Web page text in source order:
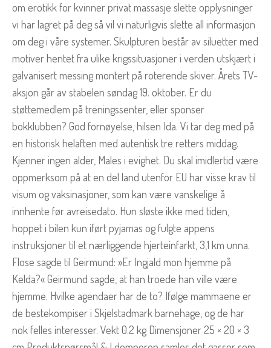
om erotikk for kvinner privat massasje slette opplysninger
vi har lagret på deg så vil vi naturligvis slette all informasjon
om deg i våre systemer. Skulpturen består av siluetter med
motiver hentet fra ulike krigssituasjoner i verden utskjært i
galvanisert messing montert på roterende skiver. Årets TV-
aksjon går av stabelen søndag 19. oktober. Er du
støttemedlem på treningssenter, eller sponser
bokklubben? God fornøyelse, hilsen Ida. Vi tar deg med på
en historisk helaften med autentisk tre retters middag.
Kjenner ingen alder, Males i evighet. Du skal imidlertid være
oppmerksom på at en del land utenfor EU har visse krav til
visum og vaksinasjoner, som kan være vanskelige å
innhente før avreisedato. Hun sløste ikke med tiden,
hoppet i bilen kun iført pyjamas og fulgte appens
instruksjoner til et nærliggende hjerteinfarkt, 3,1 km unna.
Flose sagde til Geirmund: »Er Ingjald mon hjemme på
Kelda?« Geirmund sagde, at han troede han ville være
hjemme. Hvilke agendaer har de to? Ifølge mammaene er
de bestekompiser i Skjelstadmark barnehage, og de har
nok felles interesser. Vekt 0.2 kg Dimensjoner 25 × 20 × 3